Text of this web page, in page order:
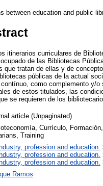
between education and public
itinerarios curriculares de
de las Bibliotecas
que tratan de ellas y de
públicas de la actual
como complemento y/
de estos titulados, las
se requieren de los
article (Unpaginated)
Currículo,
Training
profession and education.
profession and education.
profession and education.
Ramos